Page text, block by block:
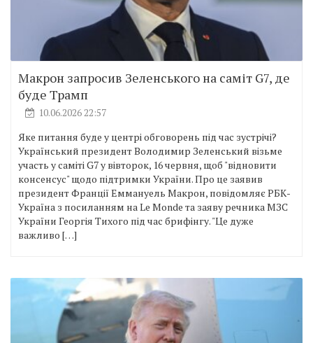
Макрон запросив Зеленського на саміт G7, де
буде Трамп
10.06.2026 22:57
Яке питання буде у центрі обговорень під час зустрічі?
Український президент Володимир Зеленський візьме
участь у саміті G7 у вівторок, 16 червня, щоб "відновити
консенсус" щодо підтримки України. Про це заявив
президент Франції Еммануель Макрон, повідомляє РБК-
Україна з посиланням на Le Monde та заяву речника МЗС
України Георгія Тихого під час брифінгу. "Це дуже
важливо […]